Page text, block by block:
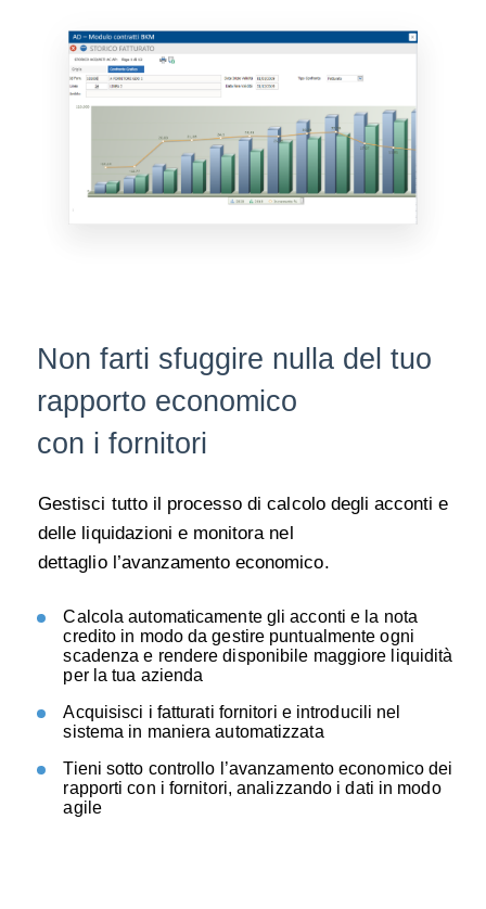
Non farti sfuggire nulla del tuo
rapporto economico
con i fornitori
Gestisci tutto il processo di calcolo degli acconti e
delle liquidazioni e monitora nel
dettaglio l’avanzamento economico.
Calcola automaticamente gli acconti e la nota
credito in modo da gestire puntualmente ogni
scadenza e renderedisponibile maggiore liquidità
per la tua azienda
Acquisisci i fatturati fornitori e introducili nel
sistema in maniera automatizzata
Tieni sotto controllo l’avanzamento economico dei
rapporti con i fornitori, analizzando i dati in modo
agile